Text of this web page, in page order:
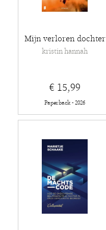
Mijn verloren dochter
kristin hannah
€ 15,99
Paperback - 2026